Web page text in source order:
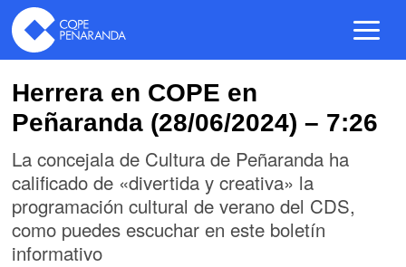
Herrera en COPE en
Peñaranda (28/06/2024) – 7:26
La concejala de Cultura de Peñaranda ha
calificado de «divertida y creativa» la
programación cultural de verano del CDS,
como puedes escuchar en este boletín
informativo